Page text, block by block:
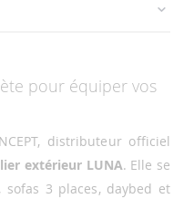
pour équiper vos
distributeur officiel
extérieur LUNA. Elle se
3 places, daybed et